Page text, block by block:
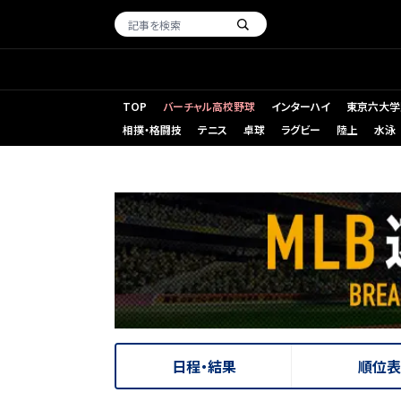
TOP バーチャル高校野球 インターハイ
東京六大
相撲・格闘技
テニス 卓球 ラグビー 陸上 水泳
日程・結果 順位表